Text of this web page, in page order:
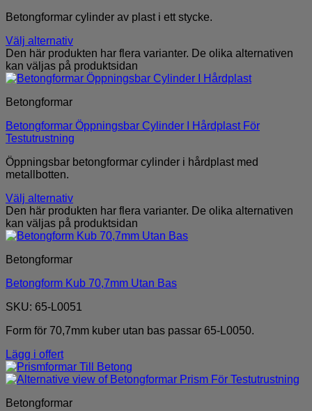
Betongformar cylinder av plast i ett stycke.
Välj alternativ
Den här produkten har flera varianter. De olika alternativen
kan väljas på produktsidan
Betongformar
Betongformar Öppningsbar Cylinder I Hårdplast För
Testutrustning
Öppningsbar betongformar cylinder i hårdplast med
metallbotten.
Välj alternativ
Den här produkten har flera varianter. De olika alternativen
kan väljas på produktsidan
Betongformar
Betongform Kub 70,7mm Utan Bas
SKU: 65-L0051
Form för 70,7mm kuber utan bas passar 65-L0050.
Lägg i offert
Betongformar